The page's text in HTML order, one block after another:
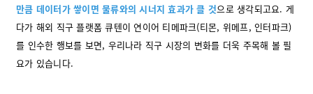
만큼 데이터가 쌓이면 물류와의 시너지 효과가 클 것으로 생각되고요. 게
다가 해외 직구 플랫폼 큐텐이 연이어 티메파크(티몬, 위메프, 인터파크)
를 인수한 행보를 보면, 우리나라 직구 시장의 변화를 더욱 주목해 볼 필
요가 있습니다.